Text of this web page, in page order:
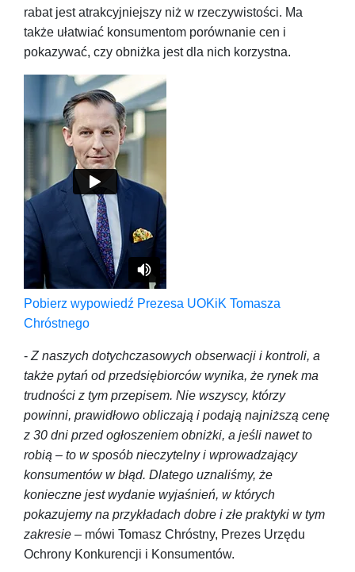
rabat jest atrakcyjniejszy niż w rzeczywistości. Ma
także ułatwiać konsumentom porównanie cen i
pokazywać, czy obniżka jest dla nich korzystna.
Pobierz wypowiedź Prezesa UOKiK Tomasza
Chróstnego
- Z naszych dotychczasowych obserwacji i kontroli, a
także pytań od przedsiębiorców wynika, że rynek ma
trudności z tym przepisem. Nie wszyscy, którzy
powinni, prawidłowo obliczają i podają najniższą cenę
z 30 dni przed ogłoszeniem obniżki, a jeśli nawet to
robią – to w sposób nieczytelny i wprowadzający
konsumentów w błąd. Dlatego uznaliśmy, że
konieczne jest wydanie wyjaśnień, w których
pokazujemy na przykładach dobre i złe praktyki w tym
zakresie – mówi Tomasz Chróstny, Prezes Urzędu
Ochrony Konkurencji i Konsumentów.